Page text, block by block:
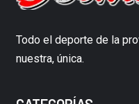
Todo el deporte de la
nuestra, única.